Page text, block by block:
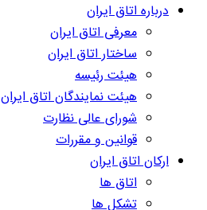
درباره اتاق ایران
معرفی اتاق ایران
ساختار اتاق ایران
هیئت رئیسه
هیئت نمایندگان اتاق ایران
شورای عالی نظارت
قوانین و مقررات
ارکان اتاق ایران
اتاق ها
تشکل ها